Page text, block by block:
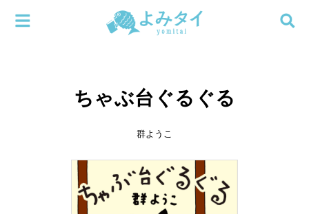
新着
連載
新刊
メニューを閉じる
ちゃぶ台ぐるぐる
群ようこ